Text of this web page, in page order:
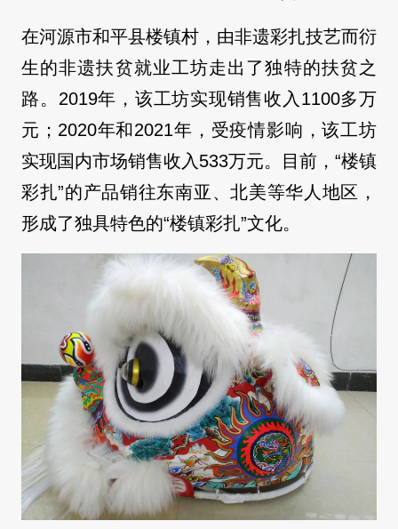
在河源市和平县楼镇村，由非遗彩扎技艺而衍
生的非遗扶贫就业工坊走出了独特的扶贫之
路。2019年，该工坊实现销售收入1100多万
元；2020年和2021年，受疫情影响，该工坊
实现国内市场销售收入533万元。目前，“楼镇
彩扎”的产品销往东南亚、北美等华人地区，
形成了独具特色的“楼镇彩扎”文化。